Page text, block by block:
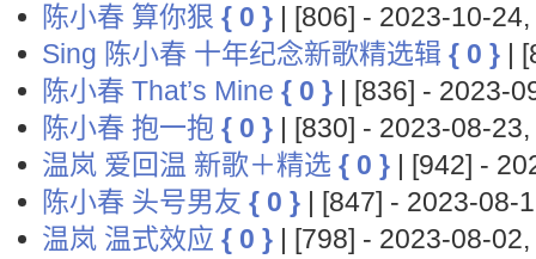
陈小春 算你狠 { 0 } | [806] - 2023-10-
Sing 陈小春 十年纪念新歌精选辑 { 0 } |
陈小春 That’s Mine { 0 } | [836] - 2023-
陈小春 抱一抱 { 0 } | [830] - 2023-08-
温岚 爱回温 新歌＋精选 { 0 } | [942] -
陈小春 头号男友 { 0 } | [847] - 2023-08-
温岚 温式效应 { 0 } | [798] - 2023-08-